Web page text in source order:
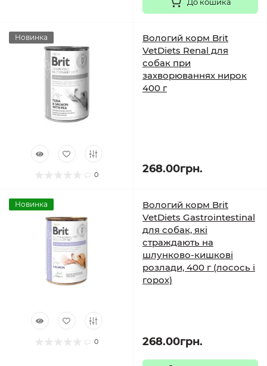
До кошика
Новинка
0
Вологий корм Brit
VetDiets Renal для
собак при
захворюваннях нирок
400 г
268.00грн.
Новинка
0
Вологий корм Brit
VetDiets Gastrointestinal
для собак, які
страждають на
шлунково-кишкові
розлади, 400 г (лосось і
горох)
268.00грн.